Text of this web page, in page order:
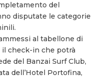
del
disputate le categorie
al tabellone di
il check-in che potrà
del Banzai Surf Club,
dell’Hotel Portofina,